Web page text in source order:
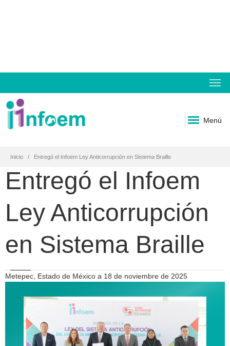
Menú
Inicio Entregó el Infoem Ley Anticorrupción en Sistema Braille
Entregó el Infoem
Ley Anticorrupción
en Sistema Braille
Metepec, Estado de México a 18 de noviembre de 2025